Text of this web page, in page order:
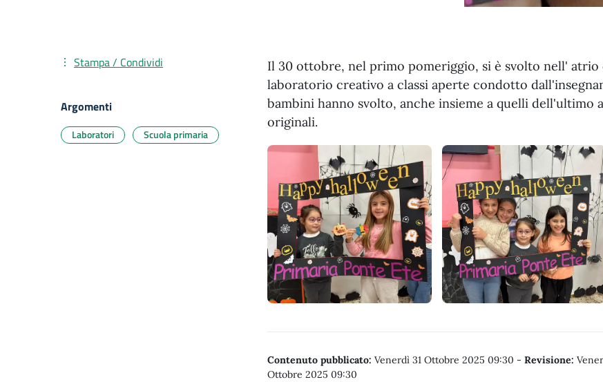
Il 30 ottobre, nel primo pomeriggio, si è svolto nell'
laboratorio creativo a classi aperte condotto
bambini hanno svolto, anche insieme a quelli
originali.
Contenuto pubblicato: Venerdì 31 Ottobre 2025 09:30 - Revisione:
Ottobre 2025 09:30
Stampa / Condividi
Argomenti
Laboratori Scuola primaria